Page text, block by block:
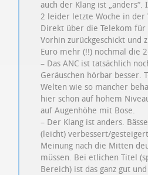
auch der Klang ist
2 leider letzte Woche in der
Direkt über die Telekom
Vorhin zurückgeschickt und
Euro mehr (!!) nochmal die
– Das ANC ist tatsächlich
Geräuschen hörbar besser.
Welten wie so mancher
hier schon auf hohem
auf Augenhöhe mit Bose.
– Der Klang ist anders.
(leicht) verbessert/
Meinung nach die Mitten
müssen. Bei etlichen Titel
Bereich) ist das ganz gut